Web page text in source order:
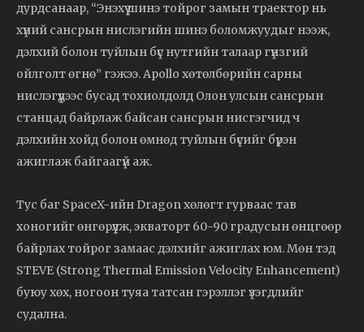
дурдсанаар, “Энэхүү шинэ тойрог замын траектор нь
хүний сансрын нислэгийн шинэ боломжуудыг нээж,
дэлхий болон туйлын бүс нутгийн талаар гүнзгий
ойлголт өгнө” гэжээ. Apollo хөтөлбөрийн сарны
нислэгүүдээс бусад тохиолдолд Олон улсын сансрын
станцад байрлаж байсан сансрын нисгэгчид ч
дэлхийн хойд болон өмнөд туйлын бүсийг бүрэн
ажиглаж байгаагүй аж.
Тус баг SpaceX-ийн Dragon хөлөгт гурваас тав
хоногийг өнгөрүүлж, экваторт 60-90 градусын өнцгөөр
байрлах тойрог замаас дэлхийг ажиглах юм. Мөн тэд
STEVE (Strong Thermal Emission Velocity Enhancement)
буюу хөх, ногоон туяа татсан гэрэллэг үзэгдлийг
судална.